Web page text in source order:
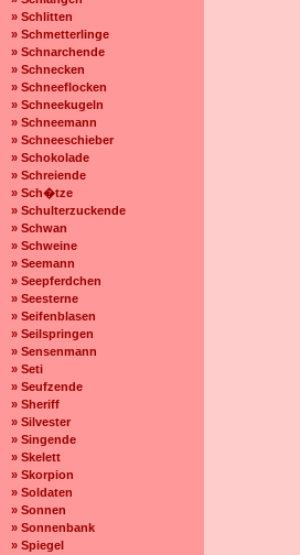
» Schlitten
» Schmetterlinge
» Schnarchende
» Schnecken
» Schneeflocken
» Schneekugeln
» Schneemann
» Schneeschieber
» Schokolade
» Schreiende
» Sch�tze
» Schulterzuckende
» Schwan
» Schweine
» Seemann
» Seepferdchen
» Seesterne
» Seifenblasen
» Seilspringen
» Sensenmann
» Seti
» Seufzende
» Sheriff
» Silvester
» Singende
» Skelett
» Skorpion
» Soldaten
» Sonnen
» Sonnenbank
» Spiegel